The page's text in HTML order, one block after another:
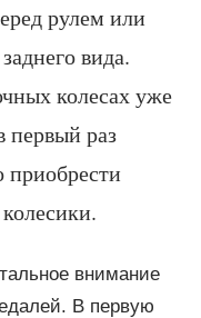
рулем или
вида.
колесах уже
первый раз
приобрести
внимание
В первую